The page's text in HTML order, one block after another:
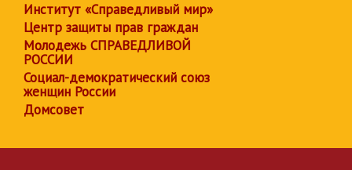
Институт «Справедливый мир»
Центр защиты прав граждан
Молодежь СПРАВЕДЛИВОЙ
РОССИИ
Социал-демократический союз
женщин России
Домсовет